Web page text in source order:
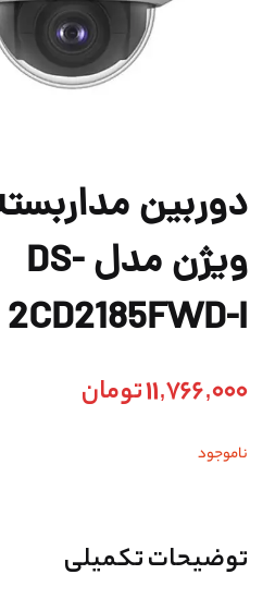
دوربین
ویژن مدل DS-
2CD2185FWD-I
11,766,000تومان
ناموجود
توضیحات تکمیلی